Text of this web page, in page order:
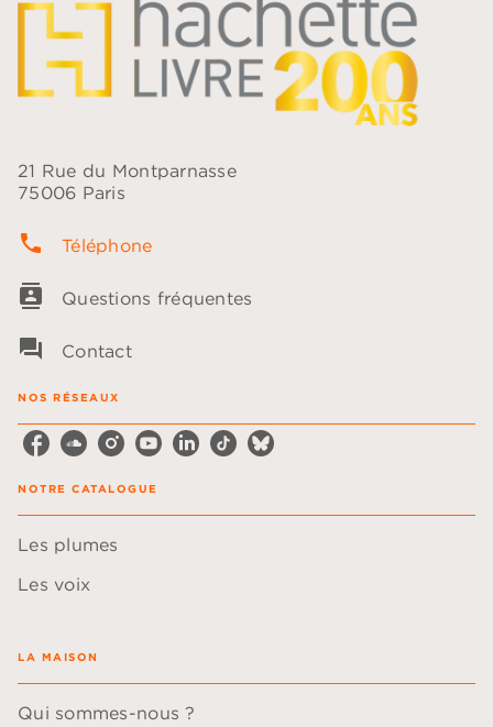
21 Rue du Montparnasse
75006 Paris
phone Téléphone
contacts Questions fréquentes
question_answer Contact
NOS RÉSEAUX
NOTRE CATALOGUE
Les plumes
Les voix
LA MAISON
Qui sommes-nous ?